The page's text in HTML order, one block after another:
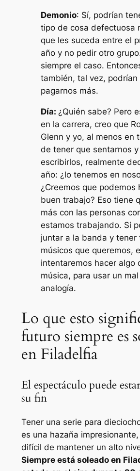
Demonio: Sí, podrían
tipo de cosa defectuosa
que les suceda entre el
año y no pedir otro
siempre el caso.
también, tal vez, podrían
pagarnos más.
Día: ¿Quién sabe? Pero
en la carrera, creo que
Glenn y yo, al menos en
de tener que sentarnos y
escribirlos, realmente
año: ¿lo tenemos en
¿Creemos que podemos
buen trabajo? Eso tiene
más con las personas
estamos trabajando. Si
juntar a la banda y tener
músicos que queremos,
intentaremos hacer algo
música, para usar un
analogía.
Lo que esto
futuro siempre es
en Filadelfia
El espectáculo puede
su fin
Tener una serie para
es una hazaña
difícil de mantener un alto
Siempre está soleado en